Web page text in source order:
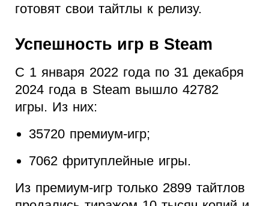
готовят свои тайтлы к релизу.
Успешность игр в Steam
С 1 января 2022 года по 31 декабря
2024 года в Steam вышло 42782
игры. Из них:
35720 премиум-игр;
7062 фритуплейные игры.
Из премиум-игр только 2899 тайтлов